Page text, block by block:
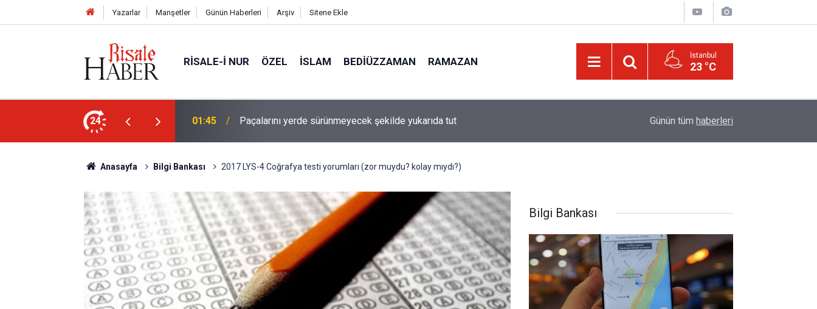
Yazarlar Manşetler Günün Haberleri Arşiv Sitene Ekle
RISALE-I NUR ÖZEL İSLAM BEDIÜZZAMAN RAMAZAN İstanbul
23 °C
24
mahvolmasını düşünmesi, insanın ruhunu
01:45 Paçalarını yerde sürünmeyecek şekilde yukarıda tut Güldüren de O’dur, ağlatan da O’dur, öldüren de
Günün tüm haberleri
Anasayfa Bilgi Bankası 2017 LYS-4 Coğrafya testi yorumları (zor muydu? kolay mıydı?)
Bilgi Bankası